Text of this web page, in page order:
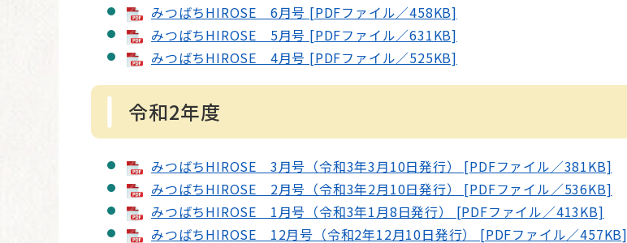
みつばちHIROSE 6月号 [PDFファイル／458KB]
みつばちHIROSE 5月号 [PDFファイル／631KB]
みつばちHIROSE 4月号 [PDFファイル／525KB]
令和2年度
みつばちHIROSE 3月号（令和3年3月10日発行） [PDFファイル／381KB]
みつばちHIROSE 2月号（令和3年2月10日発行） [PDFファイル／536KB]
みつばちHIROSE 1月号（令和3年1月8日発行） [PDFファイル／413KB]
みつばちHIROSE 12月号（令和2年12月10日発行） [PDFファイル／457KB]